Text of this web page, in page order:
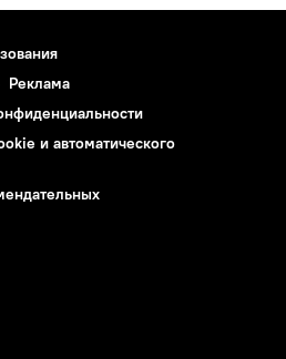
Реклама
и автоматического